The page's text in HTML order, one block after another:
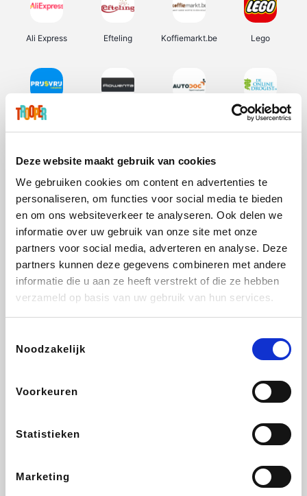
Deze website maakt gebruik van cookies
We gebruiken cookies om content en advertenties te
personaliseren, om functies voor social media te bieden
en om ons websiteverkeer te analyseren. Ook delen we
informatie over uw gebruik van onze site met onze
partners voor social media, adverteren en analyse. Deze
partners kunnen deze gegevens combineren met andere
informatie die u aan ze heeft verstrekt of die ze hebben
verzameld op basis van uw gebruik van hun services.
Noodzakelijk
Voorkeuren
Statistieken
Marketing
Ali Express Efteling Koffiemarkt.be Lego
Prijsvrij De Online Drogist
Vidaxl Plopsa Lampenlicht.be Adidas
All Accor
DectDirect ZEB
SupraBazar